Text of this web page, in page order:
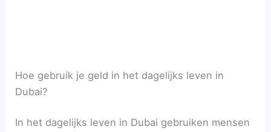
Hoe gebruik je geld in het dagelijks leven in
Dubai?
In het dagelijks leven in Dubai gebruiken mensen